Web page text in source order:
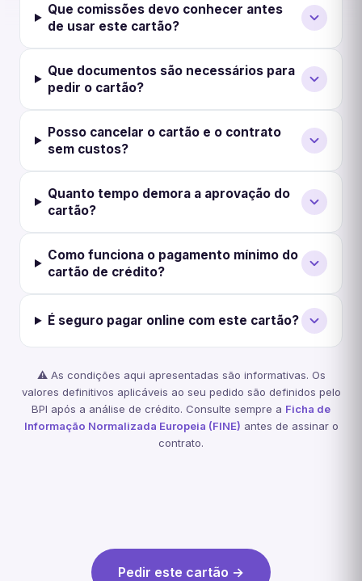
Que comissões devo conhecer antes
de usar este cartão?
Que documentos são necessários para
pedir o cartão?
Posso cancelar o cartão e o contrato
sem custos?
Quanto tempo demora a aprovação do
cartão?
Como funciona o pagamento mínimo do
cartão de crédito?
É seguro pagar online com este cartão?
⚠️ As condições aqui apresentadas são informativas. Os
valores definitivos aplicáveis ao seu pedido são definidos pelo
BPI após a análise de crédito. Consulte sempre a Ficha de
Informação Normalizada Europeia (FINE) antes de assinar o
contrato.
Pedir este cartão →